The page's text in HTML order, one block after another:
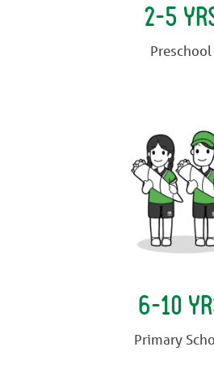
2-5
Preschool
6-10
Primary